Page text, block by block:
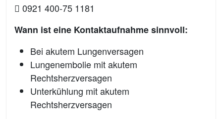
0921 400-75 1181
Wann ist eine Kontaktaufnahme sinnvoll:
Bei akutem Lungenversagen
Lungenembolie mit akutem
Rechtsherzversagen
Unterkühlung mit akutem
Rechtsherzversagen